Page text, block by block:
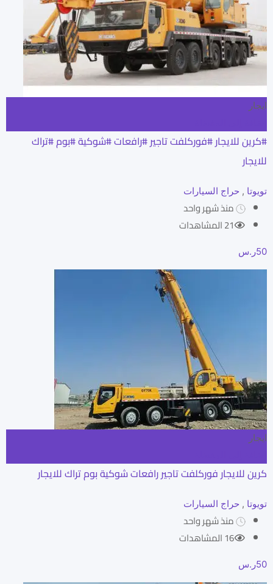
ايجار
#كرين للايجار #فوركلفت تاجير #رافعات #شوكية #بوم #تراك
للايجار
تويوتا , حراج السيارات
منذ شهر واحد
21 المشاهدات
50ر.س
ايجار
كرين للايجار فوركلفت تاجير رافعات شوكية بوم تراك للايجار
تويوتا , حراج السيارات
منذ شهر واحد
16 المشاهدات
50ر.س